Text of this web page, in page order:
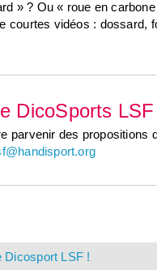
» ? Ou « roue en
courtes vidéos : dossard,
DicoSports
parvenir des
Dicosport LSF !